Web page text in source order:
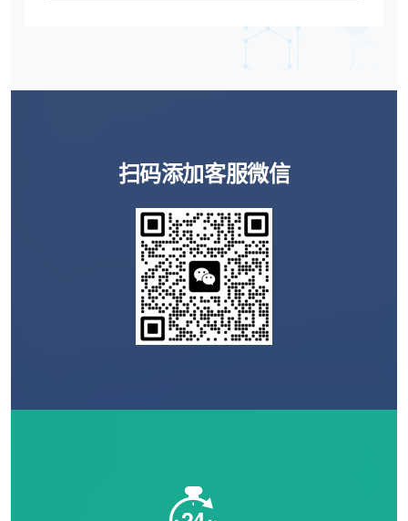
及移植过程，帮助更多关注高龄辅助生殖的人群
扫码添加客服微信